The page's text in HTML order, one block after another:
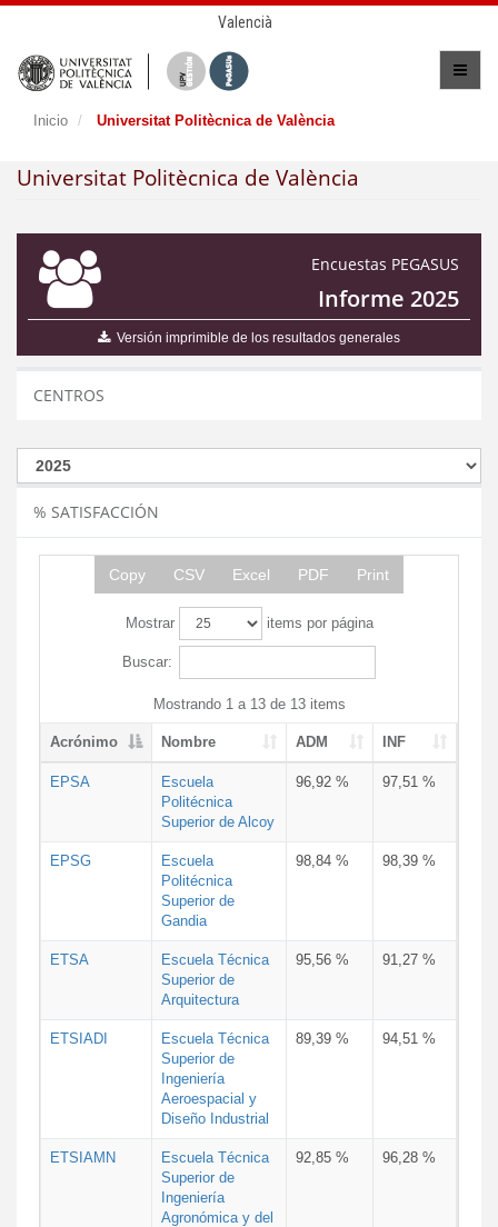
Valencià
Inicio Universitat Politècnica de València
Universitat Politècnica de València
Encuestas PEGASUS
Informe 2025
Versión imprimible de los resultados generales
CENTROS
% SATISFACCIÓN
Copy CSV Excel PDF Print
Mostrar items por página
Buscar:
Mostrando 1 a 13 de 13 items
Acrónimo Nombre ADM INF
EPSA
Escuela
Politécnica
Superior de Alcoy
96,92 % 97,51 %
EPSG
Escuela
Politécnica
Superior de
Gandia
98,84 % 98,39 %
ETSA
Escuela Técnica
Superior de
Arquitectura
95,56 % 91,27 %
ETSIADI
Escuela Técnica
Superior de
Ingeniería
Aeroespacial y
Diseño Industrial
89,39 % 94,51 %
ETSIAMN
Escuela Técnica
Superior de
Ingeniería
Agronómica y del
92,85 % 96,28 %